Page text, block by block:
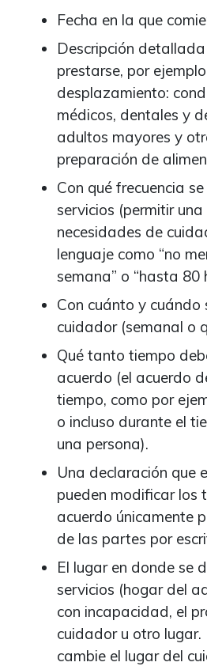
Fecha en la que
Descripción
prestarse, por
desplazamiento:
médicos, dentales y
adultos mayores y
preparación de
Con qué frecuencia
servicios (permitir
necesidades de
lenguaje como “no
semana” o “hasta 80
Con cuánto y cuándo
cuidador (semanal o
Qué tanto tiempo
acuerdo (el acuerdo
tiempo, como por
o incluso durante el
una persona).
Una declaración que
pueden modificar los
acuerdo únicamente
de las partes por
El lugar en donde se
servicios (hogar del
con incapacidad, el
cuidador u otro lugar.
cambie el lugar del